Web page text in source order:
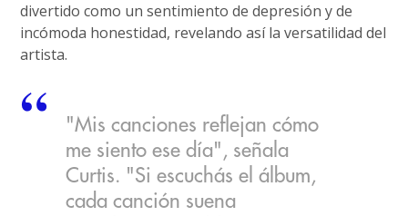
divertido como un sentimiento de depresión y de
incómoda honestidad, revelando así la versatilidad del
artista.
"Mis canciones reflejan cómo
me siento ese día", señala
Curtis. "Si escuchás el álbum,
cada canción suena